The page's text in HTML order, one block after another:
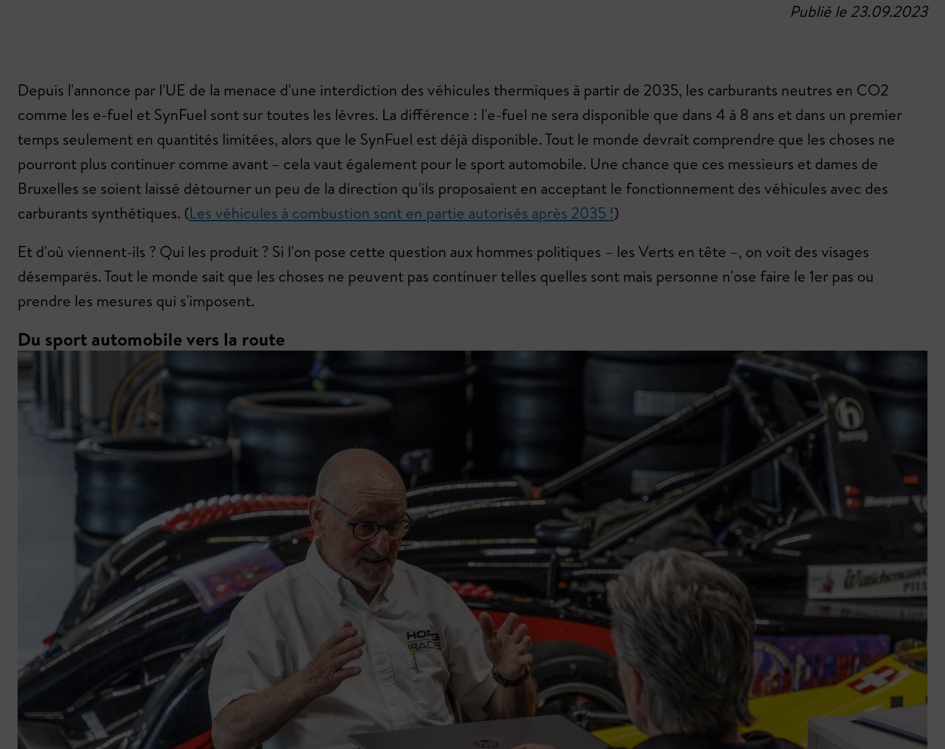
Publié le 23.09.2023
Depuis l'annonce par l'UE de la menace d'une interdiction des véhicules thermiques à partir de 2035, les carburants neutres en CO2
comme les e-fuel et SynFuel sont sur toutes les lèvres. La différence : l'e-fuel ne sera disponible que dans 4 à 8 ans et dans un premier
temps seulement en quantités limitées, alors que le SynFuel est déjà disponible. Tout le monde devrait comprendre que les choses ne
pourront plus continuer comme avant – cela vaut également pour le sport automobile. Une chance que ces messieurs et dames de
Bruxelles se soient laissé détourner un peu de la direction qu'ils proposaient en acceptant le fonctionnement des véhicules avec des
carburants synthétiques. (Les véhicules à combustion sont en partie autorisés après 2035 !)
Et d'où viennent-ils ? Qui les produit ? Si l'on pose cette question aux hommes politiques – les Verts en tête –, on voit des visages
désemparés. Tout le monde sait que les choses ne peuvent pas continuer telles quelles sont mais personne n'ose faire le 1er pas ou
prendre les mesures qui s'imposent.
Du sport automobile vers la route